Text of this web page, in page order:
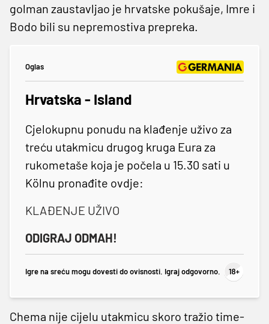
golman zaustavljao je hrvatske pokušaje, Imre i
Bodo bili su nepremostiva prepreka.
Oglas
Hrvatska - Island
Cjelokupnu ponudu na klađenje uživo za
treću utakmicu drugog kruga Eura za
rukometaše koja je počela u 15.30 sati u
Kölnu pronađite ovdje:
KLAĐENJE UŽIVO
ODIGRAJ ODMAH!
Igre na sreću mogu dovesti do ovisnosti. Igraj odgovorno.
Chema nije cijelu utakmicu skoro tražio time-